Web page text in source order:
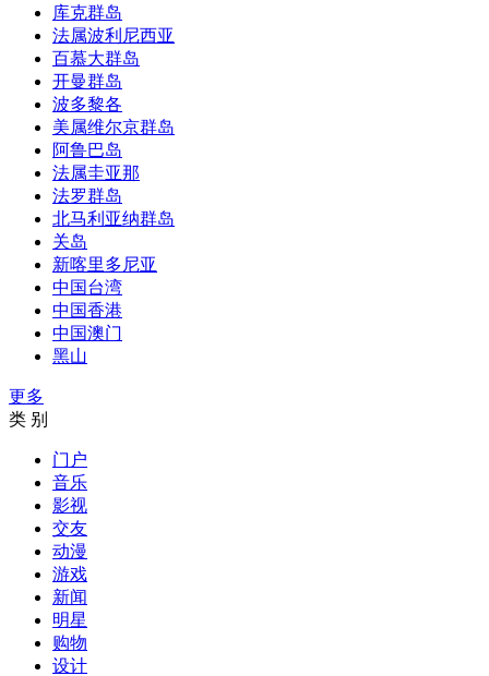
库克群岛
法属波利尼西亚
百慕大群岛
开曼群岛
波多黎各
美属维尔京群岛
阿鲁巴岛
法属圭亚那
法罗群岛
北马利亚纳群岛
关岛
新喀里多尼亚
中国台湾
中国香港
中国澳门
黑山
更多
类 别
门户
音乐
影视
交友
动漫
游戏
新闻
明星
购物
设计